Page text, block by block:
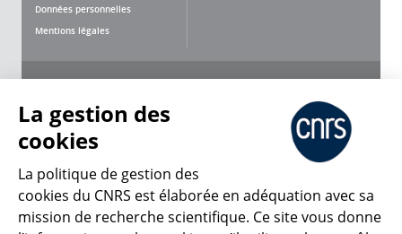
Données personnelles
Mentions légales
CNRS Le Mag
La gestion des
cookies
La politique de gestion des
cookies du CNRS est élaborée en adéquation avec sa
mission de recherche scientifique. Ce site vous donne